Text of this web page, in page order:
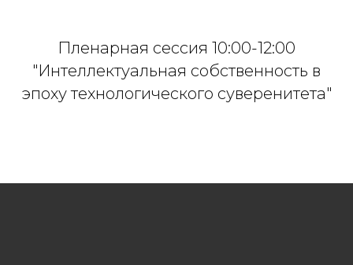
Пленарная сессия 10:00-12:00
"Интеллектуальная собственность в
эпоху технологического суверенитета"